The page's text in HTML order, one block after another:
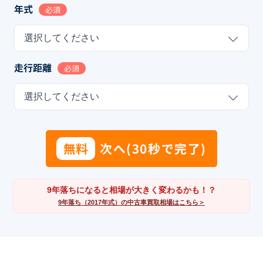
年式 必須
選択してください
走行距離 必須
選択してください
無料 次へ(30秒で完了)
9年落ちになると相場が大きく変わるかも！？
9年落ち（2017年式）の中古車買取相場はこちら＞